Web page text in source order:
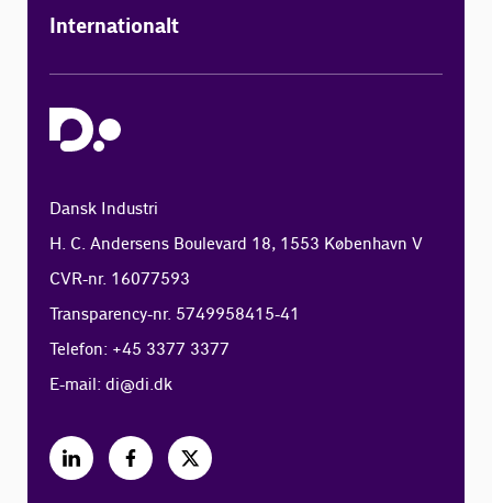
Internationalt
Dansk Industri
H. C. Andersens Boulevard 18, 1553 København V
CVR-nr. 16077593
Transparency-nr. 5749958415-41
Telefon: +45 3377 3377
E-mail:di@di.dk